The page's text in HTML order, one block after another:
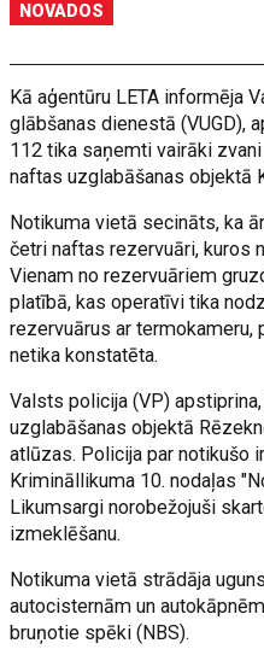
NOVADOS
Kā aģentūru LETA informēja
glābšanas dienestā (VUGD),
112 tika saņemti vairāki
naftas uzglabāšanas objektā
Notikuma vietā secināts, ka
četri naftas rezervuāri, kuros
Vienam no rezervuāriem
platībā, kas operatīvi tika
rezervuārus ar termokameru,
netika konstatēta.
Valsts policija (VP)
uzglabāšanas objektā
atlūzas. Policija par notikušo
Krimināllikuma 10. nodaļas
Likumsargi norobežojuši
izmeklēšanu.
Notikuma vietā strādāja
autocisternām un
bruņotie spēki (NBS).